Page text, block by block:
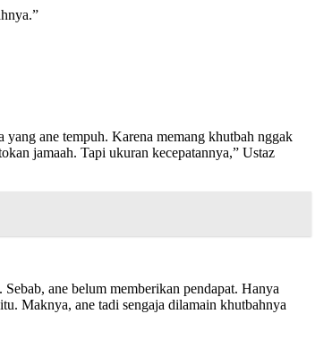
ane tempuh. Karena memang khutbah nggak
jamaah. Tapi ukuran kecepatannya,” Ustaz
ane belum memberikan pendapat. Hanya
Maknya, ane tadi sengaja dilamain khutbahnya